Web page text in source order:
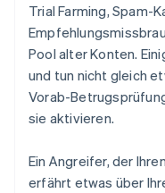
Trial Farming, Spam-
Pool alter Konten.
und tun nicht gleich
Vorab-
sie aktivieren.
Ein Angreifer, der
erfährt etwas über